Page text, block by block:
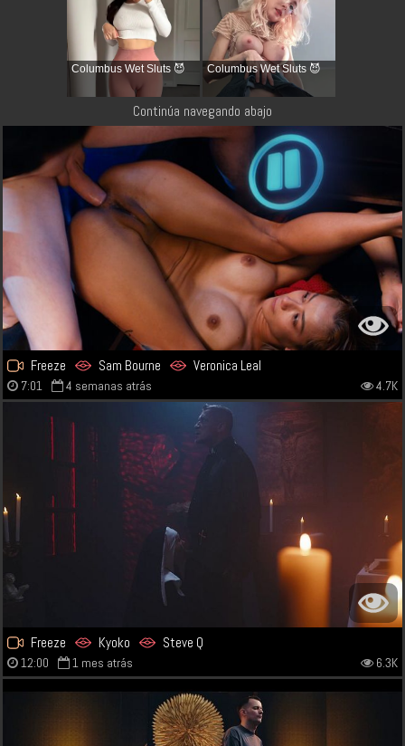
Columbus Wet Sluts 😈 Columbus Wet Sluts 😈
Continúa navegando abajo
Freeze Sam Bourne Veronica Leal
7:01 4 semanas atrás 4.7K
Freeze Kyoko Steve Q
12:00 1 mes atrás 6.3K